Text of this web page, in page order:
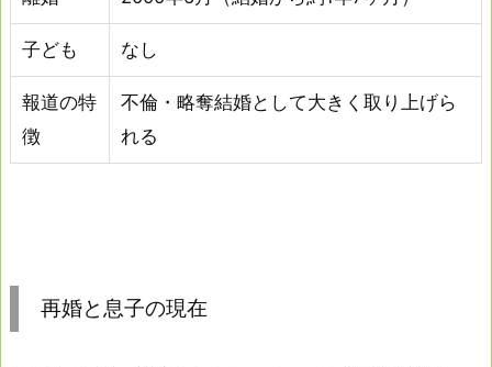
子ども なし
報道の特
徴
不倫・略奪結婚として大きく取り上げら
れる
再婚と息子の現在